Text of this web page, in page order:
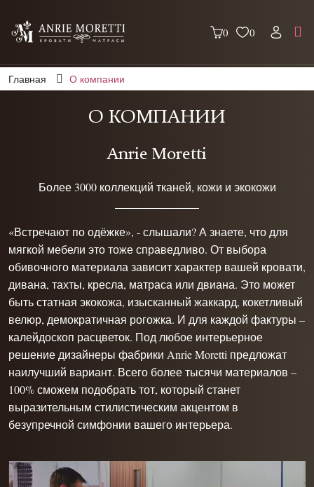
0 0
Главная О компании
О КОМПАНИИ
Anrie Moretti
Более 3000 коллекций тканей, кожи и экокожи
«Встречают по одёжке», - слышали? А знаете, что для
мягкой мебели это тоже справедливо. От выбора
обивочного материала зависит характер вашей кровати,
дивана, тахты, кресла, матраса или двиана. Это может
быть статная экокожа, изысканный жаккард, кокетливый
велюр, демократичная рогожка. И для каждой фактуры –
калейдоскоп расцветок. Под любое интерьерное
решение дизайнеры фабрики Anrie Moretti предложат
наилучший вариант. Всего более тысячи материалов –
100% сможем подобрать тот, который станет
выразительным стилистическим акцентом в
безупречной симфонии вашего интерьера.